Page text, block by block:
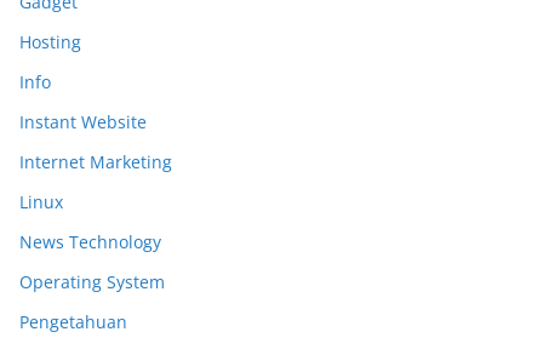
Hosting
Info
Instant Website
Internet Marketing
Linux
News Technology
Operating System
Pengetahuan